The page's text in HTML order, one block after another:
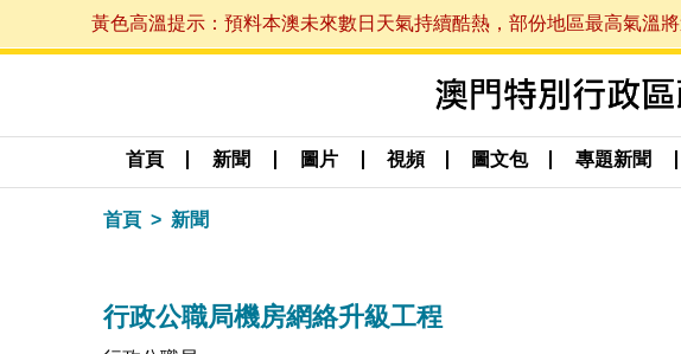
黃色高溫提示：預料本澳未來數日天氣持續酷熱，部份地區最高氣溫
首頁 新聞 圖片 視頻 圖文包 專題新聞
首頁 新聞
行政公職局機房網絡升級工程